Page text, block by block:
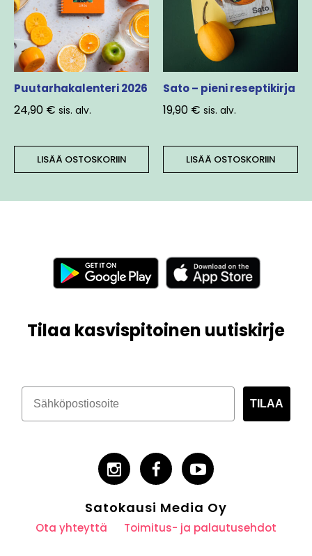
Puutarhakalenteri 2026
24,90 € sis. alv.
LISÄÄ OSTOSKORIIN
Sato – pieni reseptikirja
19,90 € sis. alv.
LISÄÄ OSTOSKORIIN
Tilaa kasvispitoinen uutiskirje
TILAA
Satokausi Media Oy
Ota yhteyttä Toimitus- ja palautusehdot